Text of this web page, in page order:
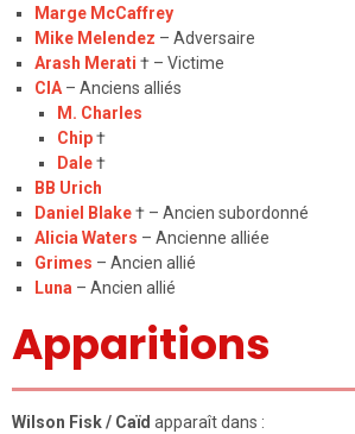
Marge McCaffrey
Mike Melendez – Adversaire
Arash Merati † – Victime
CIA – Anciens alliés
M. Charles
Chip†
Dale†
BB Urich
Daniel Blake† – Ancien subordonné
Alicia Waters – Ancienne alliée
Grimes – Ancien allié
Luna – Ancien allié
Apparitions
Wilson Fisk / Caïd apparaît dans :